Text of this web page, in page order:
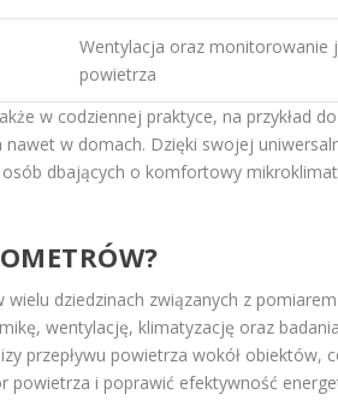
Wentylacja oraz monitorowanie
powietrza
w codziennej praktyce, na przykład do
w domach. Dzięki swojej
dbających o komfortowy
dziedzinach związanych z pomiarem
wentylację, klimatyzację oraz badania
przepływu powietrza wokół obiektów,
i poprawić efektywność